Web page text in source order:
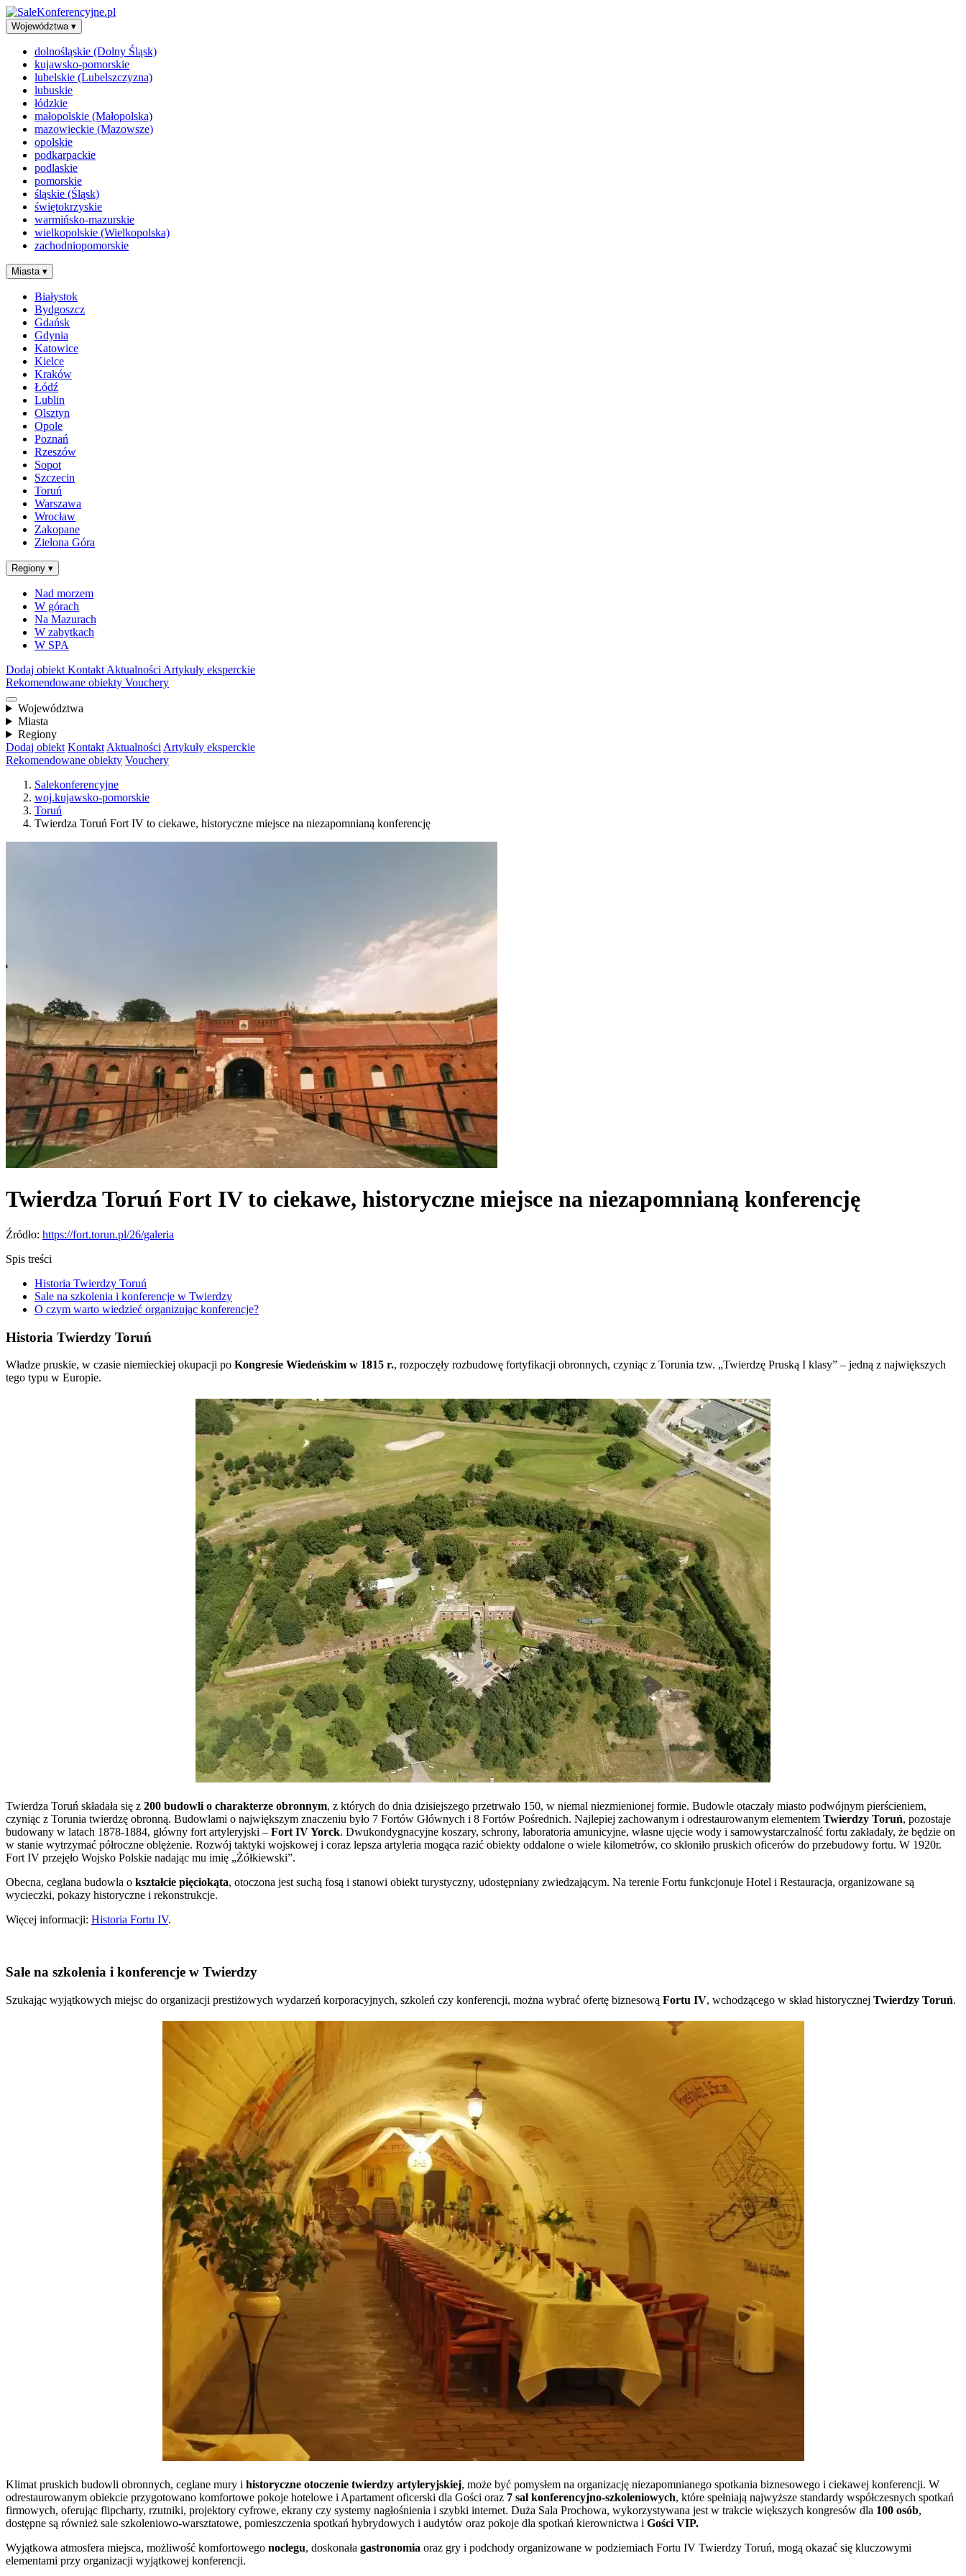
Województwa ▾
dolnośląskie (Dolny Śląsk)
kujawsko-pomorskie
lubelskie (Lubelszczyzna)
lubuskie
łódzkie
małopolskie (Małopolska)
mazowieckie (Mazowsze)
opolskie
podkarpackie
podlaskie
pomorskie
śląskie (Śląsk)
świętokrzyskie
warmińsko-mazurskie
wielkopolskie (Wielkopolska)
zachodniopomorskie
Miasta ▾
Białystok
Bydgoszcz
Gdańsk
Gdynia
Katowice
Kielce
Kraków
Łódź
Lublin
Olsztyn
Opole
Poznań
Rzeszów
Sopot
Szczecin
Toruń
Warszawa
Wrocław
Zakopane
Zielona Góra
Regiony ▾
Nad morzem
W górach
Na Mazurach
W zabytkach
W SPA
Dodaj obiekt Kontakt Aktualności Artykuły eksperckie
Rekomendowane obiekty Vouchery
Województwa
Miasta
Regiony
Dodaj obiekt Kontakt Aktualności Artykuły eksperckie
Rekomendowane obiekty Vouchery
Salekonferencyjne
woj.kujawsko-pomorskie
Toruń
Twierdza Toruń Fort IV to ciekawe, historyczne miejsce na niezapomnianą konferencję
Twierdza Toruń Fort IV to ciekawe, historyczne miejsce na niezapomnianą konferencję
Źródło: https://fort.torun.pl/26/galeria
Spis treści
Historia Twierdzy Toruń
Sale na szkolenia i konferencje w Twierdzy
O czym warto wiedzieć organizując konferencje?
Historia Twierdzy Toruń
Władze pruskie, w czasie niemieckiej okupacji po Kongresie Wiedeńskim w 1815 r., rozpoczęły rozbudowę fortyfikacji obronnych, czyniąc z Torunia tzw. „Twierdzę Pruską I klasy” – jedną z największych
tego typu w Europie.
Twierdza Toruń składała się z 200 budowli o charakterze obronnym, z których do dnia dzisiejszego przetrwało 150, w niemal niezmienionej formie. Budowle otaczały miasto podwójnym pierścieniem,
czyniąc z Torunia twierdzę obronną. Budowlami o największym znaczeniu było 7 Fortów Głównych i 8 Fortów Pośrednich. Najlepiej zachowanym i odrestaurowanym elementem Twierdzy Toruń, pozostaje
budowany w latach 1878-1884, główny fort artyleryjski – Fort IV Yorck. Dwukondygnacyjne koszary, schrony, laboratoria amunicyjne, własne ujęcie wody i samowystarczalność fortu zakładały, że będzie on
w stanie wytrzymać półroczne oblężenie. Rozwój taktyki wojskowej i coraz lepsza artyleria mogąca razić obiekty oddalone o wiele kilometrów, co skłoniło pruskich oficerów do przebudowy fortu. W 1920r.
Fort IV przejęło Wojsko Polskie nadając mu imię „Żółkiewski”.
Obecna, ceglana budowla o kształcie pięciokąta, otoczona jest suchą fosą i stanowi obiekt turystyczny, udostępniany zwiedzającym. Na terenie Fortu funkcjonuje Hotel i Restauracja, organizowane są
wycieczki, pokazy historyczne i rekonstrukcje.
Więcej informacji: Historia Fortu IV.
Sale na szkolenia i konferencje w Twierdzy
Szukając wyjątkowych miejsc do organizacji prestiżowych wydarzeń korporacyjnych, szkoleń czy konferencji, można wybrać ofertę biznesową Fortu IV, wchodzącego w skład historycznej Twierdzy Toruń.
Klimat pruskich budowli obronnych, ceglane mury i historyczne otoczenie twierdzy artyleryjskiej, może być pomysłem na organizację niezapomnianego spotkania biznesowego i ciekawej konferencji. W
odrestaurowanym obiekcie przygotowano komfortowe pokoje hotelowe i Apartament oficerski dla Gości oraz 7 sal konferencyjno-szkoleniowych, które spełniają najwyższe standardy współczesnych spotkań
firmowych, oferując flipcharty, rzutniki, projektory cyfrowe, ekrany czy systemy nagłośnienia i szybki internet. Duża Sala Prochowa, wykorzystywana jest w trakcie większych kongresów dla 100 osób,
dostępne są również sale szkoleniowo-warsztatowe, pomieszczenia spotkań hybrydowych i audytów oraz pokoje dla spotkań kierownictwa i Gości VIP.
Wyjątkowa atmosfera miejsca, możliwość komfortowego noclegu, doskonała gastronomia oraz gry i podchody organizowane w podziemiach Fortu IV Twierdzy Toruń, mogą okazać się kluczowymi
elementami przy organizacji wyjątkowej konferencji.